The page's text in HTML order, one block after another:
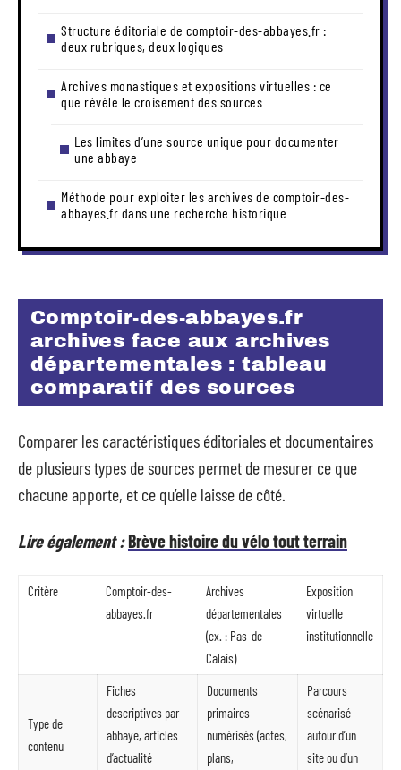
Structure éditoriale de comptoir-des-abbayes.fr :
deux rubriques, deux logiques
Archives monastiques et expositions virtuelles : ce
que révèle le croisement des sources
Les limites d’une source unique pour documenter
une abbaye
Méthode pour exploiter les archives de comptoir-des-
abbayes.fr dans une recherche historique
Comptoir-des-abbayes.fr
archives face aux archives
départementales : tableau
comparatif des sources
Comparer les caractéristiques éditoriales et documentaires
de plusieurs types de sources permet de mesurer ce que
chacune apporte, et ce qu’elle laisse de côté.
Lire également :Brève histoire du vélo tout terrain
Critère
Comptoir-des-
abbayes.fr
Archives
départementales
(ex. : Pas-de-
Calais)
Exposition
virtuelle
institutionnelle
Type de
contenu
Fiches
descriptives par
abbaye, articles
d’actualité
Documents
primaires
numérisés (actes,
plans,
Parcours
scénarisé
autour d’un
site ou d’un